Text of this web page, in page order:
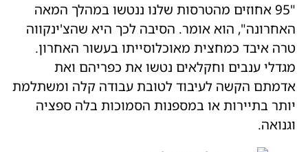
"95 אחוזים מהטרסות שלנו ננטשו במהלך המאה
האחרונה", הוא אומר. הסיבה לכך היא שהצ'ינקווה
טרה איבד כמחצית מאוכלוסייתו בעשור האחרון.
מגדלי ענבים וחקלאים נטשו את כפריהם ואת
אדמתם הקשה לעיבוד לטובת עבודה קלה ומשתלמת
יותר בתיירות או במספנות הסמוכות בלה ספציה
וגנואה.